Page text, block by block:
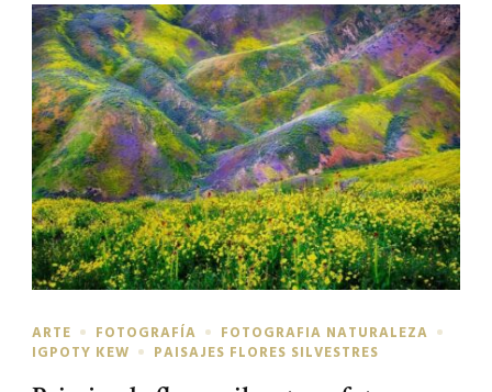
ARTE FOTOGRAFÍA
FOTOGRAFIA NATURALEZA
IGPOTY KEW
PAISAJES FLORES SILVESTRES